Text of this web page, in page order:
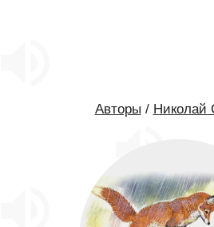
Авторы / Николай